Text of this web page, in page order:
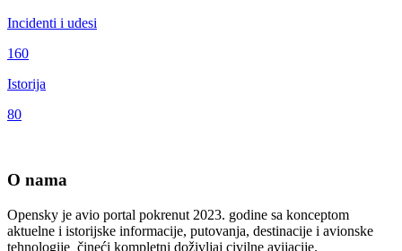
Incidenti i udesi
160
Istorija
80
O nama
Opensky je avio portal pokrenut 2023. godine sa konceptom
aktuelne i istorijske informacije, putovanja, destinacije i avionske
tehnologije čineći kompletni doživljaj civilne avijacije.